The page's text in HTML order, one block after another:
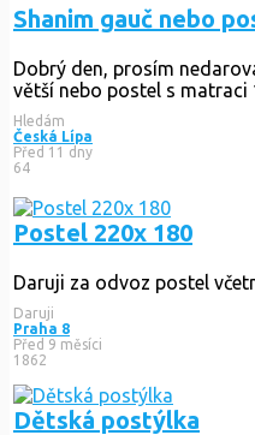
Shanim gauč nebo
Dobrý den, prosím
větší nebo postel s matraci
Hledám
Česká Lípa
Před 11 dny
64
Postel 220x 180
Daruji za odvoz postel
Daruji
Praha 8
Před 9 měsíci
1862
Dětská postýlka